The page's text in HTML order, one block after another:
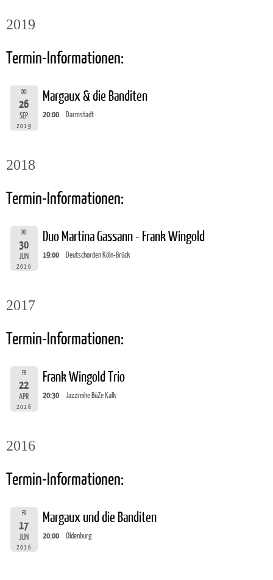
2019
Termin-Informationen:
DO
26
SEP
2019
Margaux & die Banditen
20:00 Darmstadt
2018
Termin-Informationen:
DO
30
JUN
2016
Duo Martina Gassann - Frank Wingold
19:00 Deutschorden Köln-Brück
2017
Termin-Informationen:
FR
22
APR
2016
Frank Wingold Trio
20:30 Jazzreihe BüZe Kalk
2016
Termin-Informationen:
FR
17
JUN
2016
Margaux und die Banditen
20:00 Oldenburg